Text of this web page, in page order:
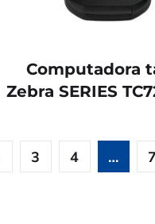
Computadora
Zebra SERIES
3 4 … 7